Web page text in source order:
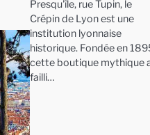
Presqu'île, rue Tupin, le
Crépin de Lyon est une
institution lyonnaise
historique. Fondée en
cette boutique mythique
failli…